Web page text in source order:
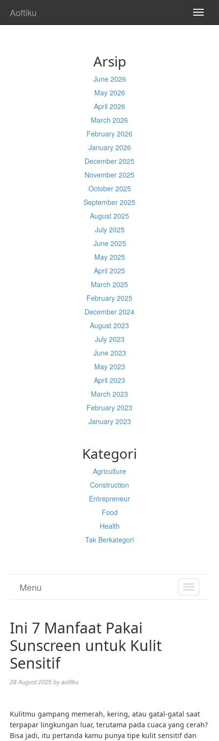
Aoftiku
Arsip
June 2026
May 2026
April 2026
March 2026
February 2026
January 2026
December 2025
November 2025
October 2025
September 2025
August 2025
July 2025
June 2025
May 2025
April 2025
March 2025
February 2025
December 2024
August 2023
July 2023
June 2023
May 2023
April 2023
March 2023
February 2023
January 2023
Kategori
Agriculture
Construction
Entrepreneur
Food
Health
Tak Berkategori
TOGGLE
Menu
Ini 7 Manfaat Pakai
Sunscreen untuk Kulit
Sensitif
28 August 2025byaofitku
Kulitmu gampang memerah, kering, atau gatal-gatal saat
terpapar lingkungan luar, terutama pada cuaca yang cerah?
Bisa jadi, itu pertanda kamu punya tipe kulit sensitif dan